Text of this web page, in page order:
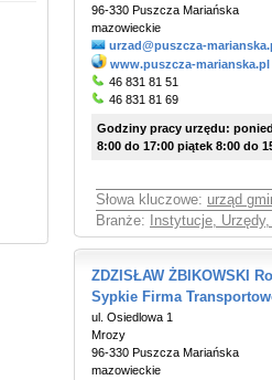
96-330 Puszcza Mariańska
mazowieckie
urzad@puszcza-
www.puszcza-marianska.pl
46 831 81 51
46 831 81 69
Godziny pracy urzędu:
8:00 do 17:00 piątek 8:00 do
Słowa kluczowe: urząd
Branże:
Instytucje,
ZDZISŁAW ŻBIKOWSKI
Sypkie Firma
ul. Osiedlowa 1
Mrozy
96-330 Puszcza Mariańska
mazowieckie